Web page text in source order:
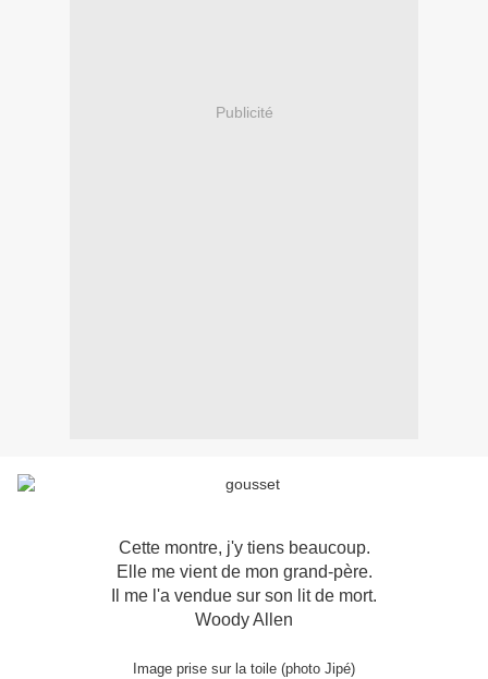
Publicité
Cette montre, j'y tiens beaucoup.
Elle me vient de mon grand-père.
Il me l'a vendue sur son lit de mort.
Woody Allen
Image prise sur la toile (photo Jipé)